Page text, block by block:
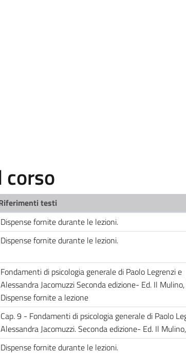
testi
Dispense fornite durante le lezioni.
Dispense fornite durante le lezioni.
Fondamenti di psicologia generale di Paolo Legrenzi e
Alessandra Jacomuzzi Seconda edizione- Ed. Il
Dispense fornite a lezione
Cap. 9 - Fondamenti di psicologia generale di Paolo
Alessandra Jacomuzzi. Seconda edizione- Ed. Il
Dispense fornite durante le lezioni.